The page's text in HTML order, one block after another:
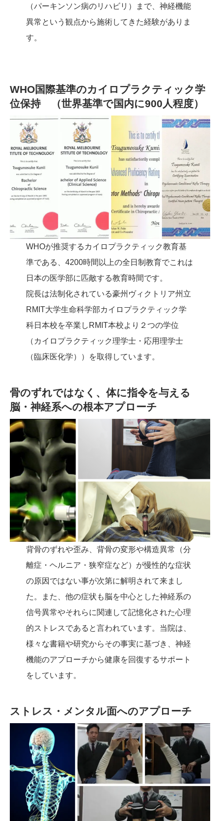
（パーキンソン病のリハビリ）まで、神経機能
異常という観点から施術してきた経験がありま
す。
WHO国際基準のカイロプラクティック学
位保持 （世界基準で国内に900人程度）
WHOが推奨するカイロプラクティック教育基
準である、4200時間以上の全日制教育でこれは
日本の医学部に匹敵する教育時間です。
院長は法制化されている豪州ヴィクトリア州立
RMIT大学生命科学部カイロプラクティック学
科日本校を卒業しRMIT本校より２つの学位
（カイロプラクティック理学士・応用理学士
（臨床医化学））を取得しています。
骨のずれではなく、体に指令を与える
脳・神経系への根本アプローチ
背骨のずれや歪み、背骨の変形や構造異常（分
離症・ヘルニア・狭窄症など）が慢性的な症状
の原因ではない事が次第に解明されて来まし
た。また、他の症状も脳を中心とした神経系の
信号異常やそれらに関連して記憶化された心理
的ストレスであると言われています。当院は、
様々な書籍や研究からその事実に基づき、神経
機能のアプローチから健康を回復するサポート
をしています。
ストレス・メンタル面へのアプローチ